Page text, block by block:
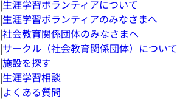
|生涯学習ボランティアについて
|生涯学習ボランティアのみなさまへ
|社会教育関係団体のみなさまへ
|サークル（社会教育関係団体）について
|施設を探す
|生涯学習相談
|よくある質問